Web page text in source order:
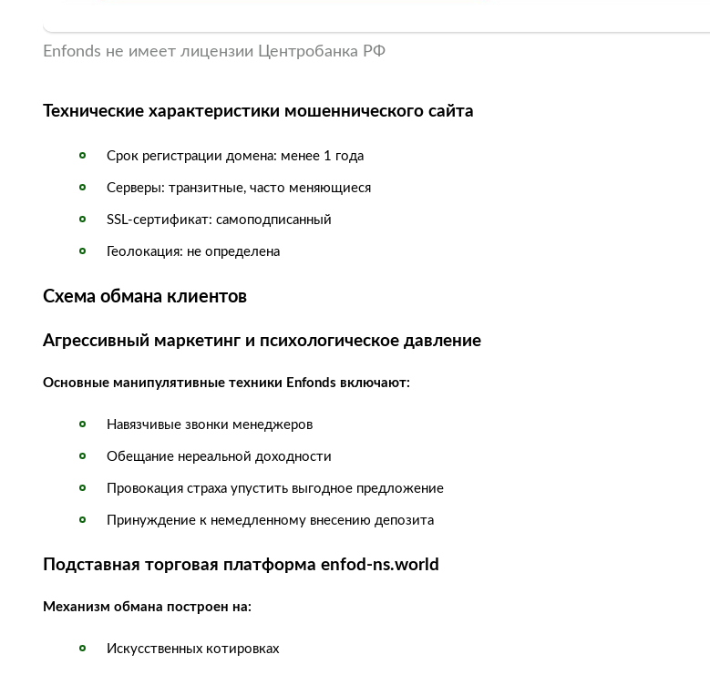
Enfonds не имеет лицензии Центробанка РФ
Технические характеристики мошеннического сайта
Срок регистрации домена: менее 1 года
Серверы: транзитные, часто меняющиеся
SSL-сертификат: самоподписанный
Геолокация: не определена
Схема обмана клиентов
Агрессивный маркетинг и психологическое давление
Основные манипулятивные техники Enfonds включают:
Навязчивые звонки менеджеров
Обещание нереальной доходности
Провокация страха упустить выгодное предложение
Принуждение к немедленному внесению депозита
Подставная торговая платформа enfod-ns.world
Механизм обмана построен на:
Искусственных котировках